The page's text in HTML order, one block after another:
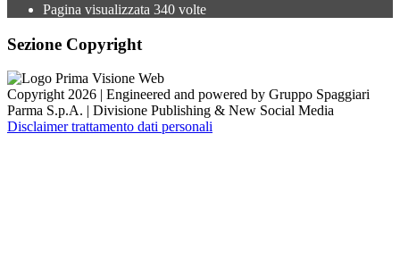
Pagina visualizzata 340 volte
Sezione Copyright
Copyright 2026 | Engineered and powered by Gruppo Spaggiari
Parma S.p.A. | Divisione Publishing & New Social Media
Disclaimer trattamento dati personali